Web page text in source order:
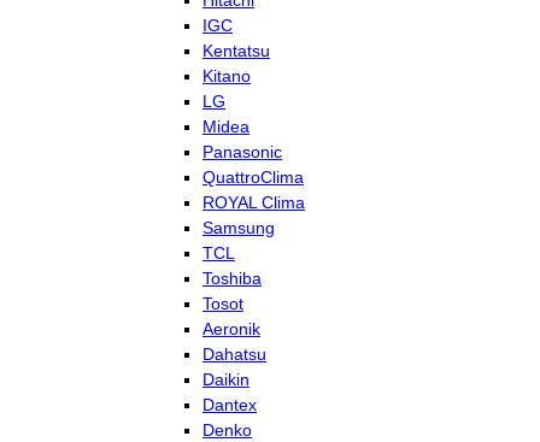
IGC
Kentatsu
Kitano
LG
Midea
Panasonic
QuattroClima
ROYAL Clima
Samsung
TCL
Toshiba
Tosot
Aeronik
Dahatsu
Daikin
Dantex
Denko